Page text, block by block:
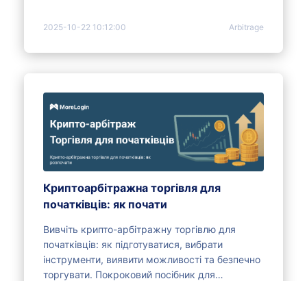
2025-10-22 10:12:00 Arbitrage
Криптоарбітражна торгівля для
початківців: як почати
Вивчіть крипто-арбітражну торгівлю для
початківців: як підготуватися, вибрати
інструменти, виявити можливості та безпечно
торгувати. Покроковий посібник для